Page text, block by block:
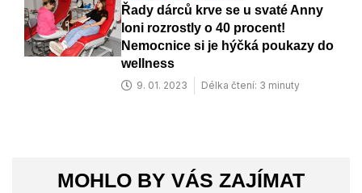
Řady dárců krve se u svaté Anny
loni rozrostly o 40 procent!
Nemocnice si je hýčká poukazy do
wellness
9. 01. 2023 Délka čtení: 3 minuty
MOHLO BY VÁS ZAJÍMAT